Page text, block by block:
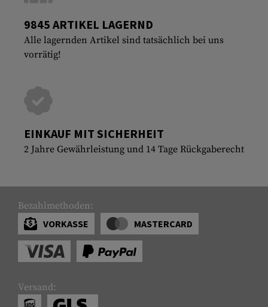
9845 ARTIKEL LAGERND
Alle lagernden Artikel sind tatsächlich bei uns
vorrätig!
EINKAUF MIT SICHERHEIT
2 Jahre Gewährleistung und 14 Tage Rückgaberecht
Bezahlmethoden:
VORKASSE
MASTERCARD
Versand: